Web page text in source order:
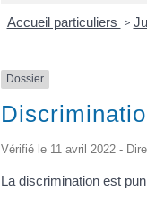
Accueil particuliers >
Dossier
Vérifié le 11 avril 2022 -
La discrimination est